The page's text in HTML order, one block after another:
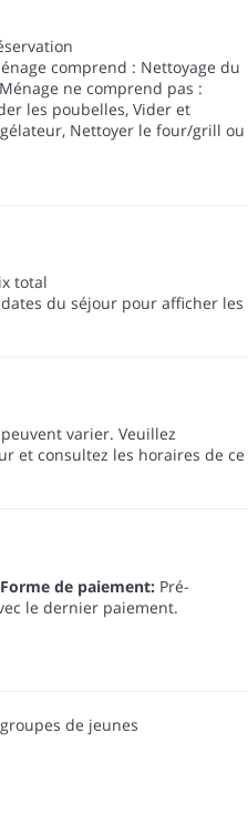
comprend : Nettoyage du
ne comprend pas :
les poubelles, Vider et
Nettoyer le four/grill ou
total
du séjour pour afficher les
varier. Veuillez
et consultez les horaires de ce
Forme de paiement: Pré-
le dernier paiement.
de jeunes